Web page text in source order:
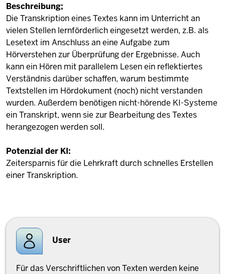
Beschreibung;
Die Transkription eines Textes kann im Unterricht an
vielen Stellen lernförderlich eingesetzt werden, z.B. als
Lesetext im Anschluss an eine Aufgabe zum
Hörverstehen zur Überprüfung der Ergebnisse. Auch
kann ein Hören mit parallelem Lesen ein reflektiertes
Verständnis darüber schaffen, warum bestimmte
Textstellen im Hördokument (noch) nicht verstanden
wurden. Außerdem benötigen nicht-hörende KI-Systeme
ein Transkript, wenn sie zur Bearbeitung des Textes
herangezogen werden soll.
Potenzial der KI:
Zeitersparnis für die Lehrkraft durch schnelles Erstellen
einer Transkription.
User
Für das Verschriftlichen von Texten werden keine